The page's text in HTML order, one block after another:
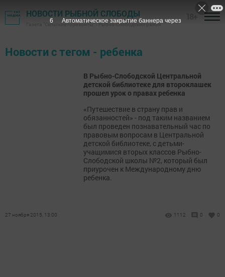
НОВОСТИ РЫБНОЙ СЛОБОДЫ
Газета "Сельские горизонты" - Рыбно-Слободский район
Новости с тегом - ребенка
В Рыбно-Слободской Центральной
детской библиотеке для второклашек
прошел урок о правах ребенка
«Путешествие в страну прав и
обязанностей» - под таким названием
был проведен познавательный час по
правовым вопросам в Центральной
детской библиотеке, с детьми-
учащимися вторых классов Рыбно-
Слободской школы №2, который был
приурочен к Международному дню
ребенка.
27 ноября 2015, 13:00 1112 0 0
6 Автоматическое закрытие баннера через